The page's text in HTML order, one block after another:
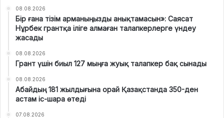
08.08.2026
Бір ғана тізім арманыңызды анықтамасын»: Саясат
Нұрбек грантқа іліге алмаған талапкерлерге үндеу
жасады
08.08.2026
Грант үшін биыл 127 мыңға жуық талапкер бақ сынады
08.08.2026
Абайдың 181 жылдығына орай Қазақстанда 350-ден
астам іс-шара өтеді
07.08.2026